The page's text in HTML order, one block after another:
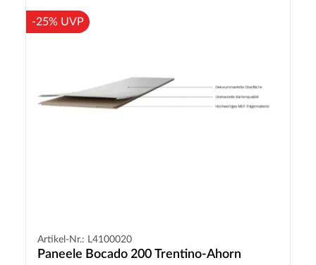
-25% UVP
Artikel-Nr.: L4100020
Paneele Bocado 200 Trentino-Ahorn